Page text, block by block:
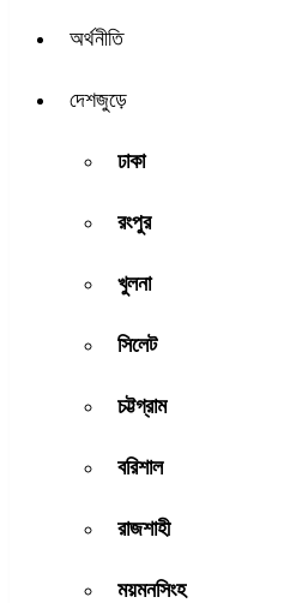
অর্থনীতি
দেশজুড়ে
ঢাকা
রংপুর
খুলনা
সিলেট
চট্টগ্রাম
বরিশাল
রাজশাহী
ময়মনসিংহ